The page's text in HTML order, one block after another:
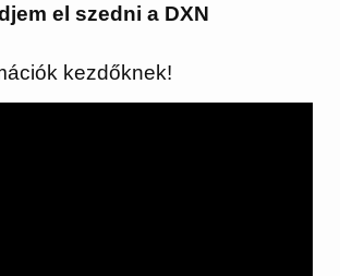
el szedni a DXN
kezdőknek!